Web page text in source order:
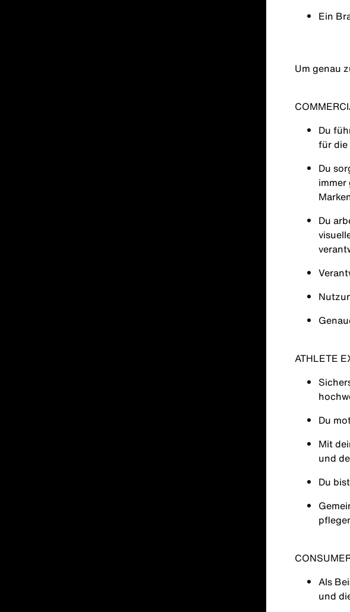
Ein
Um genau
Du
für die
Du
immer
Du
ATHLETE
Du
Mit
und
Du
Als
und